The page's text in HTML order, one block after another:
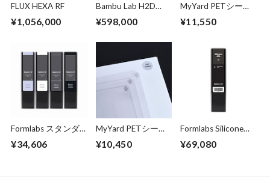
FLUX HEXA RF
¥1,056,000
Bambu Lab H2D
AMS HT 付）3Dプ
¥598,000
MyYard PETシート
300x500mm 0.8mm
¥11,550
Formlabs スタンダ
¥34,606
MyYard PETシート
205x300mm 0.3ｍ
¥10,450
Formlabs Silicone
¥69,080